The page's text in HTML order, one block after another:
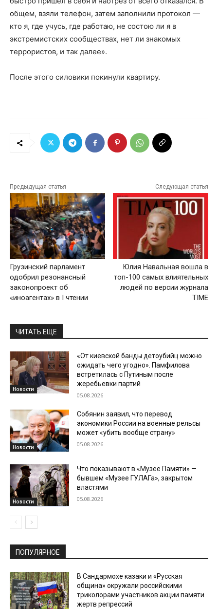
общем, взяли телефон, затем заполнили протокол —
кто я, где учусь, где работаю, не состою ли я в
экстремистских сообществах, нет ли знакомых
террористов, и так далее».
После этого силовики покинули квартиру.
Предыдущая статья
Грузинский парламент
одобрил резонансный
законопроект об
«иноагентах» в I чтении
Следующая статья
Юлия Навальная вошла в
топ-100 самых влиятельных
людей по версии журнала
ТIME
ЧИТАТЬ ЕЩЕ
Новости
«От киевской банды детоубийц можно
ожидать чего угодно». Памфилова
встретилась с Путиным после
жеребьевки партий
05.08.2026
Новости
Собянин заявил, что перевод
экономики России на военные рельсы
может «убить вообще страну»
05.08.2026
Новости
Что показывают в «Музее Памяти» —
бывшем «Музее ГУЛАГа», закрытом
властями
05.08.2026
ПОПУЛЯРНОЕ
В Сандармохе казаки и «Русская
община» окружали российскими
триколорами участников акции памяти
жертв репрессий